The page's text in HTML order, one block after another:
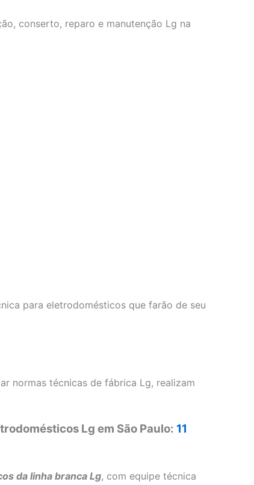
conserto, reparo e manutenção Lg na
para eletrodomésticos que farão de seu
normas técnicas de fábrica Lg, realizam
Lg em São Paulo: 11
da linha branca Lg, com equipe técnica